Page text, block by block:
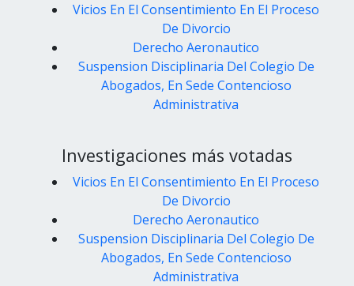
Vicios En El Consentimiento En El Proceso
De Divorcio
Derecho Aeronautico
Suspension Disciplinaria Del Colegio De
Abogados, En Sede Contencioso
Administrativa
Investigaciones más votadas
Vicios En El Consentimiento En El Proceso
De Divorcio
Derecho Aeronautico
Suspension Disciplinaria Del Colegio De
Abogados, En Sede Contencioso
Administrativa